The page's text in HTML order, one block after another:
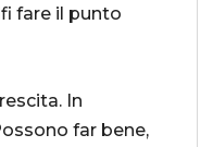
fare il punto
In
far bene,